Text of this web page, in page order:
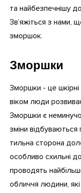
та найбезпечнішу
Зв’яжіться з нами,
зморшок.
Зморшки
Зморшки - це
віком люди
Зморшки є
зміни
тильна сторона
особливо схильні
проводять
обличчя людини,